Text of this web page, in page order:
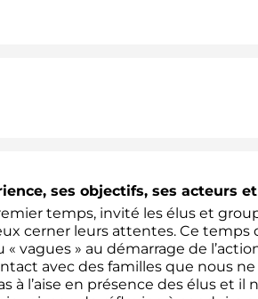
ses objectifs, ses acteurs
temps, invité les élus et
cerner leurs attentes. Ce temps
vagues » au démarrage de
avec des familles que nous
à l’aise en présence des élus et